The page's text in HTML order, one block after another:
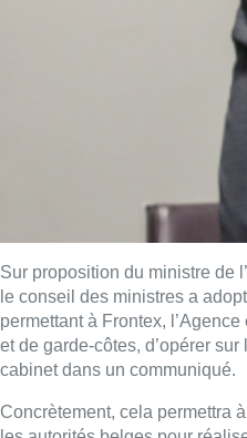
Sur proposition du ministre de
le conseil des ministres a
permettant à Frontex,
et de garde-côtes, d’opérer
cabinet dans un communiqué.
Concrètement, cela permettra